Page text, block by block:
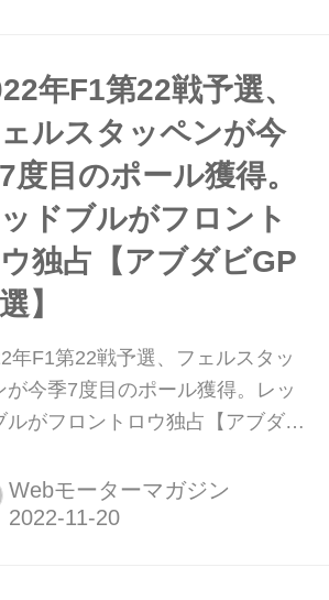
ルクレール、3位にレッドブルの
ジオ・ペレスが入った。このレー
現役を引退する4冠王者のセバス
ン・...
年F1第22戦予選、
ルスタッペンが今
度目のポール獲得。
ドブルがフロント
独占【アブダビGP
】
年F1第22戦予選、フェルスタッ
が今季7度目のポール獲得。レッ
ルがフロントロウ独占【アブダビ
終戦アブダビGPの予選がヤス・
ーナ・サーキットで行われ、マッ
Webモーターマガジン